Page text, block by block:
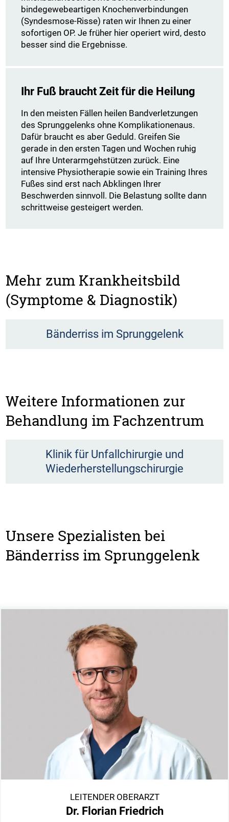
bindegewebeartigen Knochenverbindungen
(Syndesmose-Risse) raten wir Ihnen zu einer
sofortigen OP. Je früher hier operiert wird, desto
besser sind die Ergebnisse.
Ihr Fuß braucht Zeit für die Heilung
In den meisten Fällen heilen Bandverletzungen
des Sprunggelenks ohne Komplikationenaus.
Dafür braucht es aber Geduld. Greifen Sie
gerade in den ersten Tagen und Wochen ruhig
auf Ihre Unterarmgehstützen zurück. Eine
intensive Physiotherapie sowie ein Training Ihres
Fußes sind erst nach Abklingen Ihrer
Beschwerden sinnvoll. Die Belastung sollte dann
schrittweise gesteigert werden.
Mehr zum Krankheitsbild
(Symptome & Diagnostik)
Bänderriss im Sprunggelenk
Weitere Informationen zur
Behandlung im Fachzentrum
Klinik für Unfallchirurgie und
Wiederherstellungschirurgie
Unsere Spezialisten bei
Bänderriss im Sprunggelenk
LEITENDER OBERARZT
Dr. Florian Friedrich